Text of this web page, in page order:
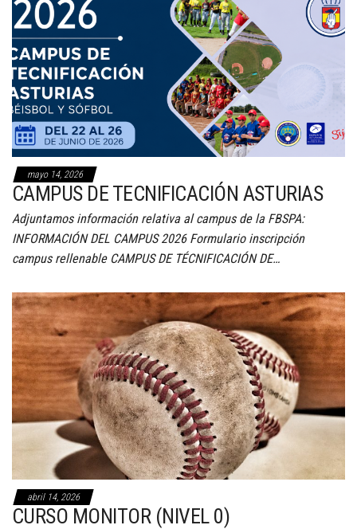
mayo 14, 2026
CAMPUS DE TECNIFICACIÓN ASTURIAS
Adjuntamos información relativa al campus de la FBSPA:
INFORMACIÓN DEL CAMPUS 2026 Formulario inscripción
campus rellenable CAMPUS DE TÉCNIFICACIÓN DE…
abril 14, 2026
CURSO MONITOR (NIVEL 0)